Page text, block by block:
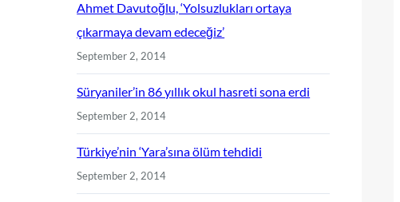
Ahmet Davutoğlu, ‘Yolsuzlukları ortaya
çıkarmaya devam edeceğiz’
September 2, 2014
Süryaniler’in 86 yıllık okul hasreti sona erdi
September 2, 2014
Türkiye’nin ‘Yara’sına ölüm tehdidi
September 2, 2014